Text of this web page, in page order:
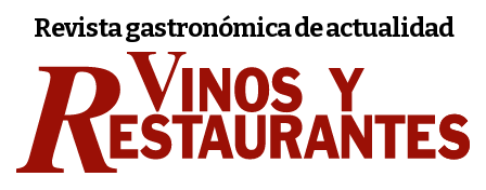
Revista gastronómica de actualidad